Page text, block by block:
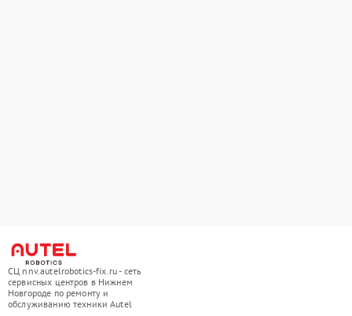
СЦ nnv.autelrobotics-fix.ru - сеть
сервисных центров в Нижнем
Новгороде по ремонту и
обслуживанию техники Autel